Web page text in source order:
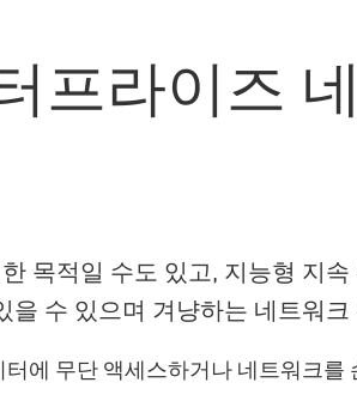
프라이즈
목적일 수도 있고, 지능형 지
수 있으며 겨냥하는 네트워
에 무단 액세스하거나 네트워크